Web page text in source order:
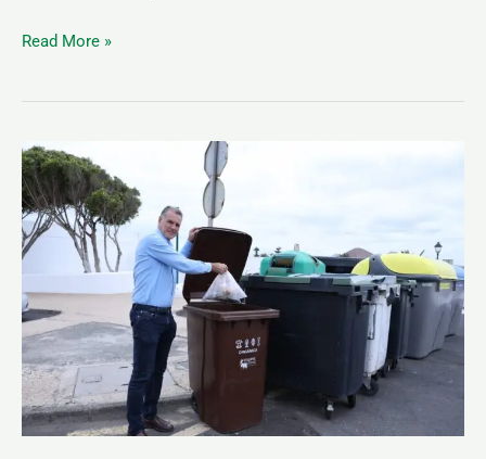
Read More »
El
Cabildo
de
Lanzarote
avanza
hacia
el
residuo
cero
multiplicando